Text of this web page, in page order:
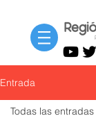
Entrada
Todas las entradas